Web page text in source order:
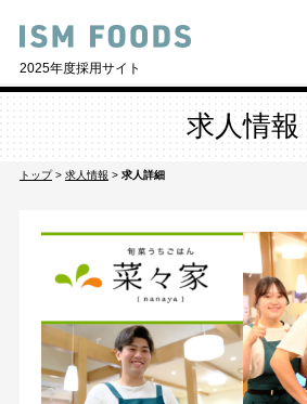
2025年度採用サイト
求人情報
トップ> 求人情報 > 求人詳細